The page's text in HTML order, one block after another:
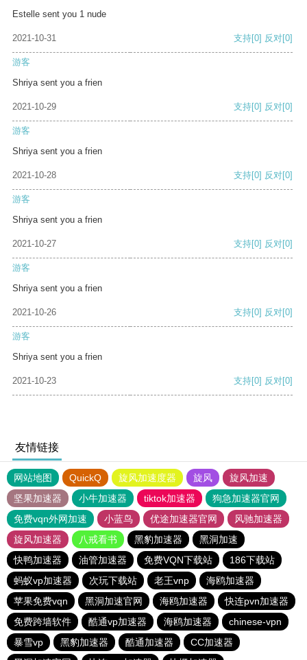
Estelle sent you 1 nude
2021-10-31 支持[0] 反对[0]
游客
Shriya sent you a frien
2021-10-29 支持[0] 反对[0]
游客
Shriya sent you a frien
2021-10-28 支持[0] 反对[0]
游客
Shriya sent you a frien
2021-10-27 支持[0] 反对[0]
游客
Shriya sent you a frien
2021-10-26 支持[0] 反对[0]
游客
Shriya sent you a frien
2021-10-23 支持[0] 反对[0]
友情链接
网站地图 QuickQ 旋风加速度器 旋风
旋风加速
坚果加速器
小牛加速器 tiktok加速器
狗急加速器官网
免费vqn外网加速
小蓝鸟 优途加速器官网
风驰加速器
旋风加速器
八戒看书 黑豹加速器
黑洞加速
快鸭加速器
油管加速器 免费VQN下载站
186下载站
蚂蚁vp加速器
次玩下载站 老王vnp
海鸥加速器
苹果免费vqn
黑洞加速官网 海鸥加速器
快连pvn加速器
免费跨墙软件
酷通vp加速器 海鸥加速器
chinese-vpn
暴雪vp
黑豹加速器 酷通加速器
CC加速器